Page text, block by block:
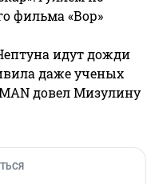
фильма «Вор»
идут дожди
даже ученых
довел Мизулину